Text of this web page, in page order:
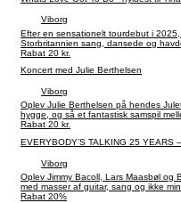
Viborg
Efter en sensationelt tourdebut i
Storbritannien sang, dansede og
To Do With It? til Danmark – større
Få 20% rabat på din billet.
Rabat 20 kr.
Koncert med Julie Berthelsen
Viborg
Oplev Julie Berthelsen på hendes
hygge, og så et fantastisk samspil
Nordstjernekoncert. Køb billet med
Rabat 20 kr.
EVERYBODY’S TALKING 25 YEARS
Viborg
Oplev Jimmy Bacoll, Lars Maasbøl og
med masser af guitar, sang og ikke
rabat som medlem af Ældre Sagen.
Rabat 20%